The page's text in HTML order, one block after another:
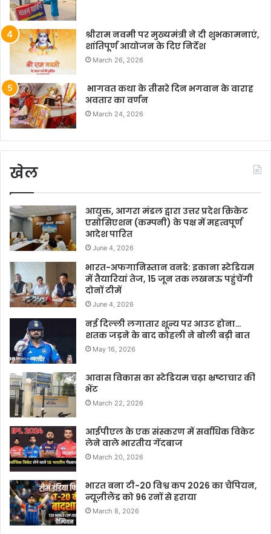
श्रीराम नवमी पर मुख्यमंत्री ने दी शुभकामनाएं,
शांतिपूर्ण आयोजन के दिए निर्देश
March 26, 2026
भागवत कथा के तीसरे दिन भगवान के वाराह
अवतार का वर्णन
March 24, 2026
खेल
आयुक्त, आगरा मंडल द्वारा उत्तर प्रदेश क्रिकेट
एसोसिएशन (कम्पनी) के पक्ष में महत्वपूर्ण
आदेश पारित
June 4, 2026
भारत-अफगानिस्तान वनडे: इकाना स्टेडियम
में तैयारियां तेज, 15 जून तक लखनऊ पहुंचेंगी
दोनों टीमें
June 4, 2026
नई दिल्ली लगातार शून्य पर आउट होना…
शतक जड़ने के बाद कोहली ने बोली बड़ी बात
May 16, 2026
आवास विकास का स्टेडियम चढ़ा भ्रष्टाचार की
भेंट
March 22, 2026
आईपीएल के एक संस्करण में सर्वाधिक विकेट
लेने वाले भारतीय गेंदबाज
March 20, 2026
भारत बना टी-20 विश्व कप 2026 का चैंपियन,
न्यूज़ीलैंड को 96 रनों से हराया
March 8, 2026